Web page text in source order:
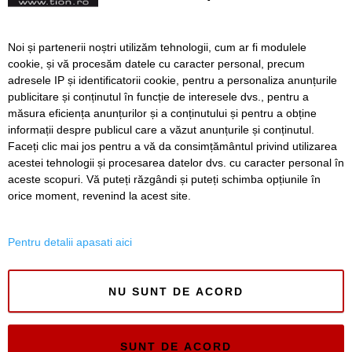
Zeci de table interactive,
calculatoare și alte dotări
pentru elevii care învață la
Colegiul Ungureanu din
Timișoara
Înapoi Înainte
SERVICII Redactia
Folosinta Cookie-urilor
Noi și partenerii noștri utilizăm tehnologii, cum ar fi modulele
cookie, și vă procesăm datele cu caracter personal, precum
adresele IP și identificatorii cookie, pentru a personaliza anunțurile
publicitare și conținutul în funcție de interesele dvs., pentru a
măsura eficiența anunțurilor și a conținutului și pentru a obține
informații despre publicul care a văzut anunțurile și conținutul.
Faceți clic mai jos pentru a vă da consimțământul privind utilizarea
acestei tehnologii și procesarea datelor dvs. cu caracter personal în
aceste scopuri. Vă puteți răzgândi și puteți schimba opțiunile în
orice moment, revenind la acest site.
Pentru detalii apasati aici
NU SUNT DE ACORD
SUNT DE ACORD